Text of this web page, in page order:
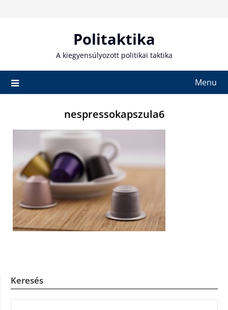
Politaktika
A kiegyensúlyozott politikai taktika
Menu
nespressokapszula6
Keresés